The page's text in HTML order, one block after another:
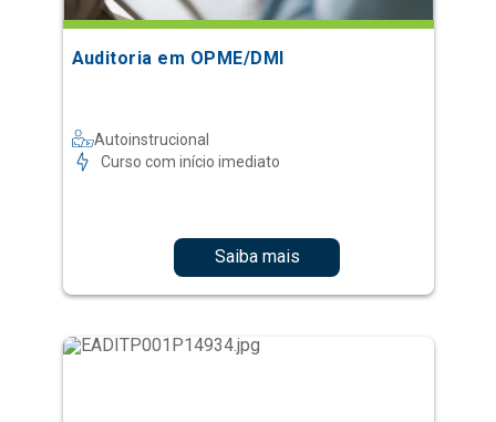
Auditoria em OPME/DMI
Autoinstrucional
Curso com início imediato
Saiba mais